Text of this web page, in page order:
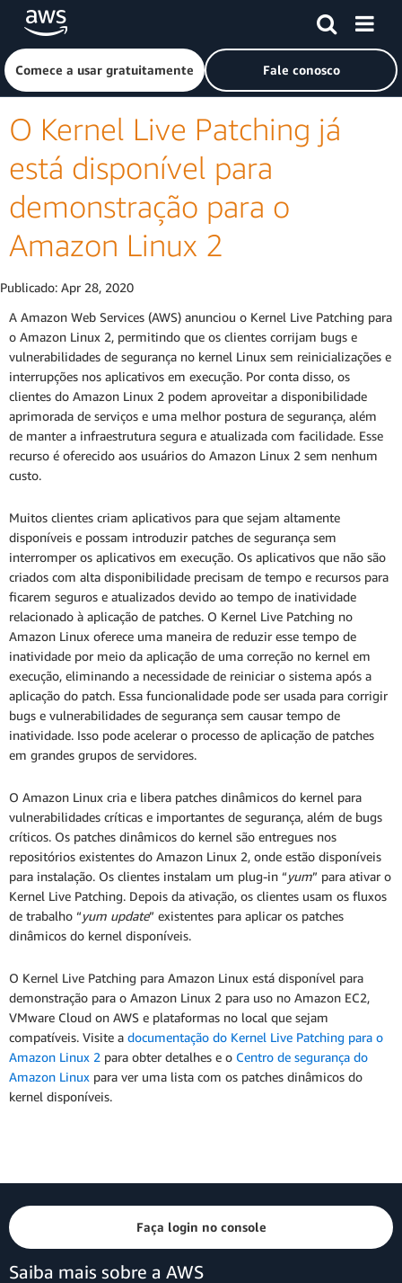
Pular para o conteúdo principal
Clique aqui para voltar à página inicial da Amazon Web
Comece a usar gratuitamente Fale conosco
O Kernel Live Patching já
está disponível para
demonstração para o
Amazon Linux 2
Publicado: Apr 28, 2020
A Amazon Web Services (AWS) anunciou o Kernel Live Patching para
o Amazon Linux 2, permitindo que os clientes corrijam bugs e
vulnerabilidades de segurança no kernel Linux sem reinicializações e
interrupções nos aplicativos em execução. Por conta disso, os
clientes do Amazon Linux 2 podem aproveitar a disponibilidade
aprimorada de serviços e uma melhor postura de segurança, além
de manter a infraestrutura segura e atualizada com facilidade. Esse
recurso é oferecido aos usuários do Amazon Linux 2 sem nenhum
custo.
Muitos clientes criam aplicativos para que sejam altamente
disponíveis e possam introduzir patches de segurança sem
interromper os aplicativos em execução. Os aplicativos que não são
criados com alta disponibilidade precisam de tempo e recursos para
ficarem seguros e atualizados devido ao tempo de inatividade
relacionado à aplicação de patches. O Kernel Live Patching no
Amazon Linux oferece uma maneira de reduzir esse tempo de
inatividade por meio da aplicação de uma correção no kernel em
execução, eliminando a necessidade de reiniciar o sistema após a
aplicação do patch. Essa funcionalidade pode ser usada para corrigir
bugs e vulnerabilidades de segurança sem causar tempo de
inatividade. Isso pode acelerar o processo de aplicação de patches
em grandes grupos de servidores.
O Amazon Linux cria e libera patches dinâmicos do kernel para
vulnerabilidades críticas e importantes de segurança, além de bugs
críticos. Os patches dinâmicos do kernel são entregues nos
repositórios existentes do Amazon Linux 2, onde estão disponíveis
para instalação. Os clientes instalam um plug-in “yum” para ativar o
Kernel Live Patching. Depois da ativação, os clientes usam os fluxos
de trabalho “yum update” existentes para aplicar os patches
dinâmicos do kernel disponíveis.
O Kernel Live Patching para Amazon Linux está disponível para
demonstração para o Amazon Linux 2 para uso no Amazon EC2,
VMware Cloud on AWS e plataformas no local que sejam
compatíveis. Visite a documentação do Kernel Live Patching para o
Amazon Linux 2 para obter detalhes e o Centro de segurança do
Amazon Linux para ver uma lista com os patches dinâmicos do
kernel disponíveis.
Faça login no console
Saiba mais sobre a AWS